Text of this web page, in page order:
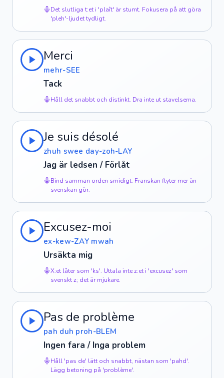
Det slutliga t:et i 'plaît' är stumt. Fokusera på att göra
'pleh'-ljudet tydligt.
Merci
mehr-SEE
Tack
Håll det snabbt och distinkt. Dra inte ut stavelserna.
Je suis désolé
zhuh swee day-zoh-LAY
Jag är ledsen / Förlåt
Bind samman orden smidigt. Franskan flyter mer än
svenskan gör.
Excusez-moi
ex-kew-ZAY mwah
Ursäkta mig
X:et låter som 'ks'. Uttala inte z:et i 'excusez' som
svenskt z; det är mjukare.
Pas de problème
pah duh proh-BLEM
Ingen fara / Inga problem
Håll 'pas de' lätt och snabbt, nästan som 'pahd'.
Lägg betoning på 'problème'.